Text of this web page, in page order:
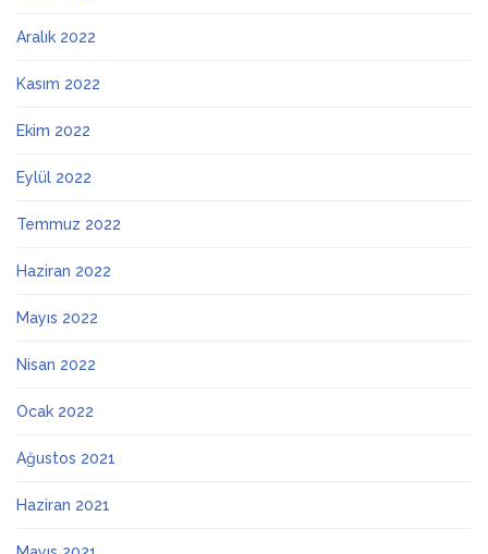
Aralık 2022
Kasım 2022
Ekim 2022
Eylül 2022
Temmuz 2022
Haziran 2022
Mayıs 2022
Nisan 2022
Ocak 2022
Ağustos 2021
Haziran 2021